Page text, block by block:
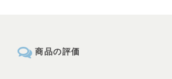
商品の評価